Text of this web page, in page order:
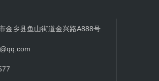
金乡县鱼山街道金兴路A888号